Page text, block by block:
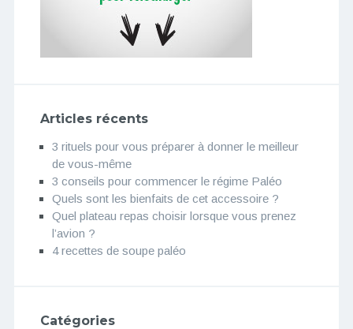
Articles récents
3 rituels pour vous préparer à donner le meilleur
de vous-même
3 conseils pour commencer le régime Paléo
Quels sont les bienfaits de cet accessoire ?
Quel plateau repas choisir lorsque vous prenez
l’avion ?
4 recettes de soupe paléo
Catégories